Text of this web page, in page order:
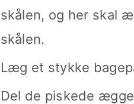
skålen, og her skal
skålen.
Læg et stykke
Del de piskede